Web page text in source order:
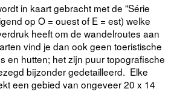
in kaart gebracht met de "Série
op O = ouest of E = est) welke
heeft om de wandelroutes aan
vind je dan ook geen toeristische
en hutten; het zijn puur topografische
bijzonder gedetailleerd. Elke
een gebied van ongeveer 20 x 14